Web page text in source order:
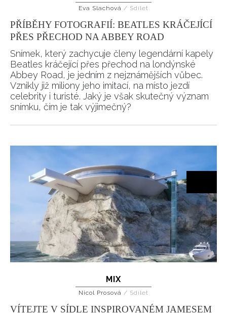
Eva Slachová / Sdílet
PŘÍBĚHY FOTOGRAFIÍ: BEATLES KRÁČEJÍCÍ
PŘES PŘECHOD NA ABBEY ROAD
Snímek, který zachycuje členy legendární kapely
Beatles kráčející přes přechod na londýnské
Abbey Road, je jedním z nejznámějších vůbec.
Vznikly již miliony jeho imitací, na místo jezdí
celebrity i turisté. Jaký je však skutečný význam
snímku, čím je tak výjimečný?
MIX
Nicol Prosová / Sdílet
VÍTEJTE V SÍDLE INSPIROVANÉM JAMESEM